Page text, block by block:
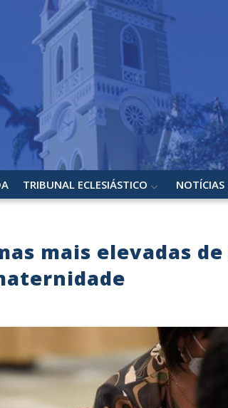
TRIBUNAL ECLESIÁSTICO NOTÍCIAS
mais elevadas